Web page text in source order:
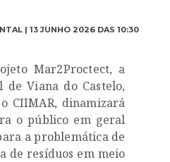
| 13 JUNHO 2026 DAS 10:30
Mar2Proctect, a
de Viana do Castelo,
CIIMAR, dinamizará
o público em geral
a problemática de
de resíduos em meio